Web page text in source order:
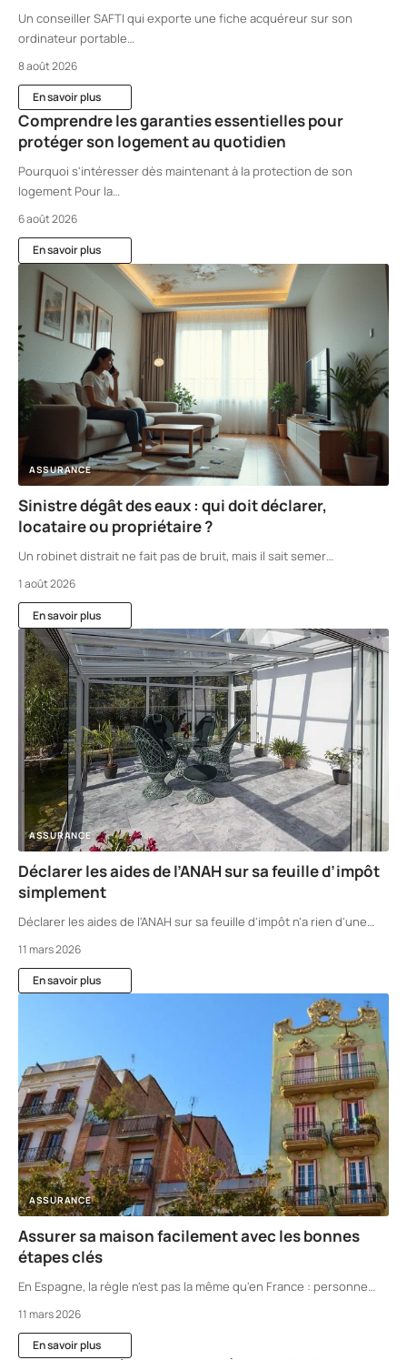
Un conseiller SAFTI qui exporte une fiche acquéreur sur son
ordinateur portable…
8 août 2026
En savoir plus
Comprendre les garanties essentielles pour
protéger son logement au quotidien
Pourquoi s'intéresser dès maintenant à la protection de son
logement Pour la…
6 août 2026
En savoir plus
ASSURANCE
Sinistre dégât des eaux : qui doit déclarer,
locataire ou propriétaire ?
Un robinet distrait ne fait pas de bruit, mais il sait semer…
1 août 2026
En savoir plus
ASSURANCE
Déclarer les aides de l’ANAH sur sa feuille d’impôt
simplement
Déclarer les aides de l'ANAH sur sa feuille d'impôt n'a rien d'une
11 mars 2026
En savoir plus
ASSURANCE
Assurer sa maison facilement avec les bonnes
étapes clés
En Espagne, la règle n'est pas la même qu'en France : personne…
11 mars 2026
En savoir plus